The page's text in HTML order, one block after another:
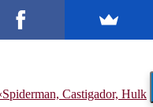
Castigador, Hulk